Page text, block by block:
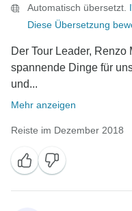
Automatisch übersetzt.
Diese Übersetzung
Der Tour Leader, Renzo
spannende Dinge für
und...
Mehr anzeigen
Reiste im Dezember 2018